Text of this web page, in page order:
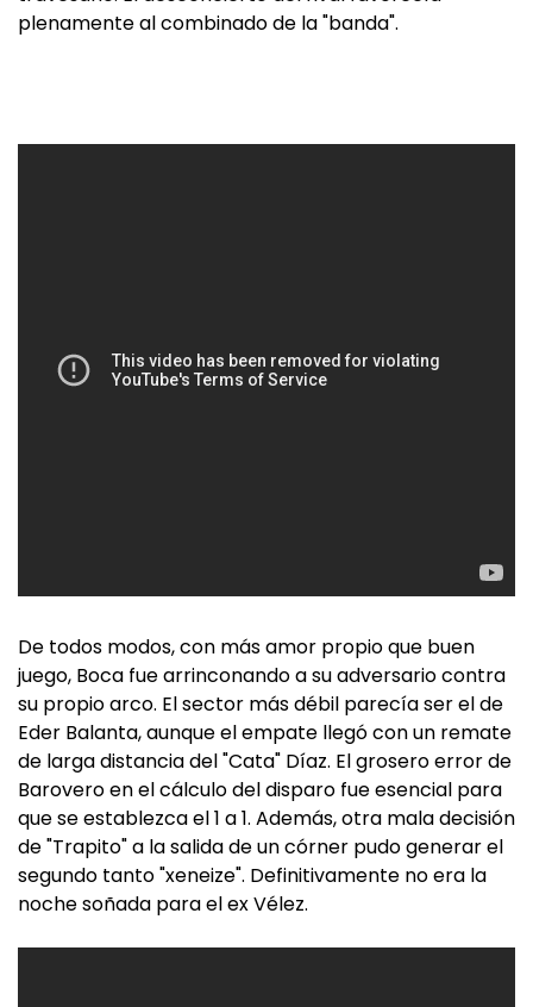
plenamente al combinado de la "banda".
De todos modos, con más amor propio que buen
juego, Boca fue arrinconando a su adversario contra
su propio arco. El sector más débil parecía ser el de
Eder Balanta, aunque el empate llegó con un remate
de larga distancia del "Cata" Díaz. El grosero error de
Barovero en el cálculo del disparo fue esencial para
que se establezca el 1 a 1. Además, otra mala decisión
de "Trapito" a la salida de un córner pudo generar el
segundo tanto "xeneize". Definitivamente no era la
noche soñada para el ex Vélez.